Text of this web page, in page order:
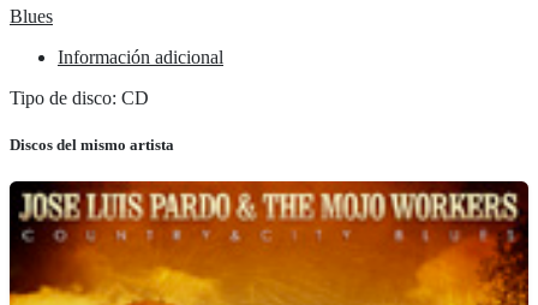
Blues
Información adicional
Tipo de disco: CD
Discos del mismo artista